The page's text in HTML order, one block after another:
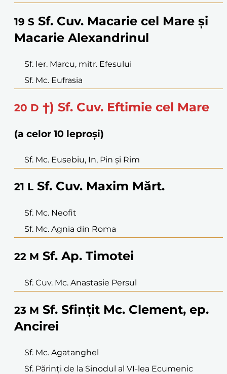
19 S Sf. Cuv. Macarie cel Mare și
Macarie Alexandrinul
Sf. Ier. Marcu, mitr. Efesului
Sf. Mc. Eufrasia
20 D †) Sf. Cuv. Eftimie cel Mare
(a celor 10 leproși)
Sf. Mc. Eusebiu, In, Pin și Rim
21 L Sf. Cuv. Maxim Mărt.
Sf. Mc. Neofit
Sf. Mc. Agnia din Roma
22 M Sf. Ap. Timotei
Sf. Cuv. Mc. Anastasie Persul
23 M Sf. Sfințit Mc. Clement, ep.
Ancirei
Sf. Mc. Agatanghel
Sf. Părinți de la Sinodul al VI-lea Ecumenic